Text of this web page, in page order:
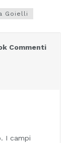
Goielli
Commenti
I campi